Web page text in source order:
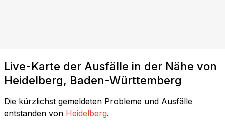
Live-Karte der Ausfälle in der Nähe von
Heidelberg, Baden-Württemberg
Die kürzlichst gemeldeten Probleme und Ausfälle
entstanden von Heidelberg.